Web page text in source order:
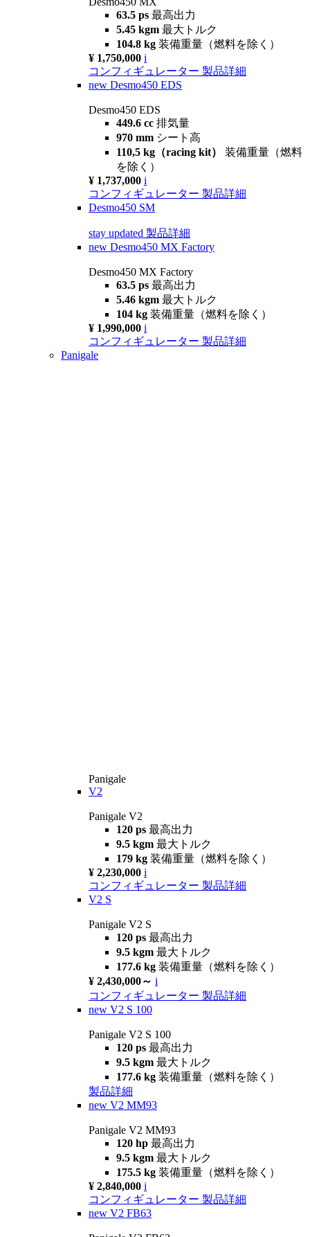
63.5 ps 最高出力
5.45 kgm 最大トルク
104.8 kg 装備重量（燃料を除く）
¥ 1,750,000 i
コンフィギュレーター 製品詳細
new Desmo450 EDS
Desmo450 EDS
449.6 cc 排気量
970 mm シート高
110,5 kg（racing kit） 装備重量（燃料
を除く）
¥ 1,737,000 i
コンフィギュレーター 製品詳細
Desmo450 SM
stay updated 製品詳細
new Desmo450 MX Factory
Desmo450 MX Factory
63.5 ps 最高出力
5.46 kgm 最大トルク
104 kg 装備重量（燃料を除く）
¥ 1,990,000 i
コンフィギュレーター 製品詳細
Panigale
Panigale
V2
Panigale V2
120 ps 最高出力
9.5 kgm 最大トルク
179 kg 装備重量（燃料を除く）
¥ 2,230,000 i
コンフィギュレーター 製品詳細
V2 S
Panigale V2 S
120 ps 最高出力
9.5 kgm 最大トルク
177.6 kg 装備重量（燃料を除く）
¥ 2,430,000～ i
コンフィギュレーター 製品詳細
new V2 S 100
Panigale V2 S 100
120 ps 最高出力
9.5 kgm 最大トルク
177.6 kg 装備重量（燃料を除く）
製品詳細
new V2 MM93
Panigale V2 MM93
120 hp 最高出力
9.5 kgm 最大トルク
175.5 kg 装備重量（燃料を除く）
¥ 2,840,000 i
コンフィギュレーター 製品詳細
new V2 FB63